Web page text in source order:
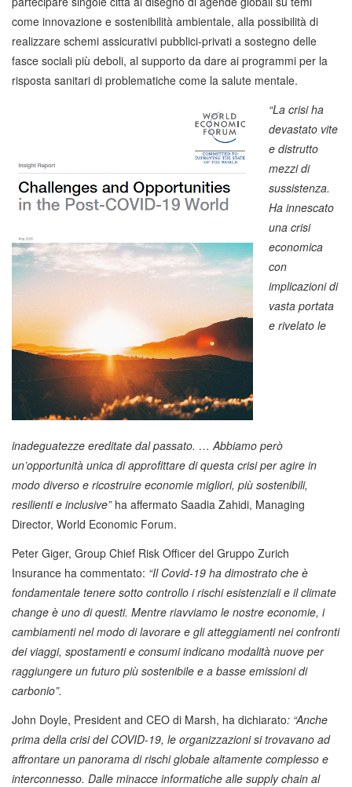
come innovazione e sostenibilità ambientale, alla possibilità di
realizzare schemi assicurativi pubblici-privati a sostegno delle
fasce sociali più deboli, al supporto da dare ai programmi per la
risposta sanitari di problematiche come la salute mentale.
“La crisi ha
devastato vite
e distrutto
mezzi di
sussistenza.
Ha innescato
una crisi
economica
con
implicazioni di
vasta portata
e rivelato le
inadeguatezze ereditate dal passato. … Abbiamo però
un’opportunità unica di approfittare di questa crisi per agire in
modo diverso e ricostruire economie migliori, più sostenibili,
resilienti e inclusive” ha affermato Saadia Zahidi, Managing
Director, World Economic Forum.
Peter Giger, Group Chief Risk Officer del Gruppo Zurich
Insurance ha commentato: “Il Covid-19 ha dimostrato che è
fondamentale tenere sotto controllo i rischi esistenziali e il climate
change è uno di questi. Mentre riavviamo le nostre economie, i
cambiamenti nel modo di lavorare e gli atteggiamenti nei confronti
dei viaggi, spostamenti e consumi indicano modalità nuove per
raggiungere un futuro più sostenibile e a basse emissioni di
carbonio”.
John Doyle, President and CEO di Marsh, ha dichiarato: “Anche
prima della crisi del COVID-19, le organizzazioni si trovavano ad
affrontare un panorama di rischi globale altamente complesso e
interconnesso. Dalle minacce informatiche alle supply chain al